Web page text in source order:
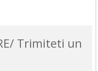
Trimiteti un